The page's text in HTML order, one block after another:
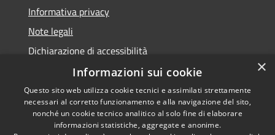
Informativa privacy
Note legali
Dichiarazione di accessibilità
Accessibilità
Copyright © 2026 • Città di
Montecchio Maggiore •
×
Informazioni sui cookie
Questo sito web utilizza cookie tecnici e assimilati strettamente
necessari al corretto funzionamento e alla navigazione del sito,
nonché un cookie tecnico analitico al solo fine di elaborare
informazioni statistiche, aggregate e anonime.